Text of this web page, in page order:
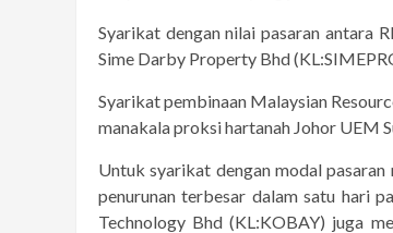
Syarikat dengan nilai pasaran antara
Sime Darby Property Bhd
Syarikat pembinaan Malaysian
manakala proksi hartanah Johor UEM
Untuk syarikat dengan modal
penurunan terbesar dalam satu hari
Technology Bhd (KL:KOBAY) juga